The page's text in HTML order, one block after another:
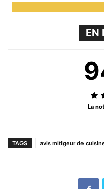
EN
La
TAGS avis mitigeur de